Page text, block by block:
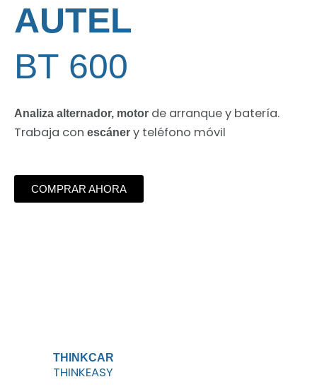
AUTEL
BT 600
Analiza alternador, motor de arranque y batería.
Trabaja con escáner y teléfono móvil
COMPRAR AHORA
THINKCAR
THINKEASY